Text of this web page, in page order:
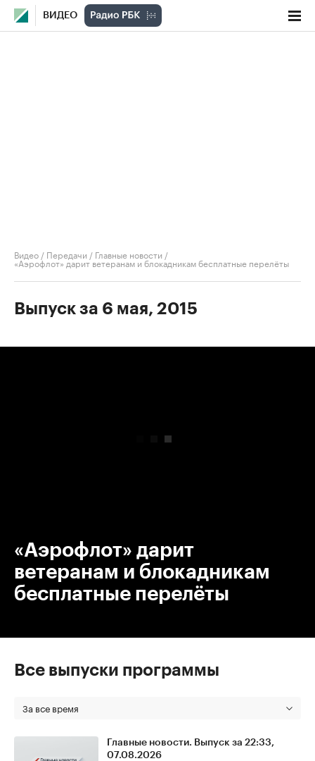
ВИДЕО
Видео / Передачи / Главные новости /
«Аэрофлот» дарит ветеранам и блокадникам бесплатные перелёты
Выпуск за 6 мая, 2015
«Аэрофлот» дарит
ветеранам и блокадникам
бесплатные перелёты
Все выпуски программы
За все время
Главные новости. Выпуск за 22:33,
07.08.2026